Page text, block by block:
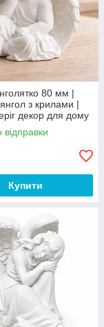
80 мм |
з крилами |
декор для дому
відправки
Купити